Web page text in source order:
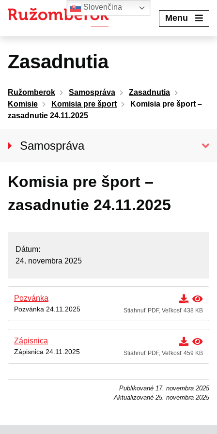
Menu
Zasadnutia
Ružomberok Samospráva
Zasadnutia
Komisie
Komisia pre šport
Komisia pre šport –
zasadnutie 24.11.2025
Samospráva
Hlavný kontrolór mesta
Mestská rada
Zasadnutia
Zmluvy
Zmluvy nájomné
Objednávky
Dodávateľské faktúry
Všeobecne záväzné nariadenia
Poskytovanie informácií – Zákon č. 211/2000 Z.z.
Komisia pre šport –
zasadnutie 24.11.2025
Dátum
24. novembra 2025
Pozvánka
Pozvánka 24.11.2025 Stiahnuť PDF, Veľkosť 438 KB
Zápisnica
Zápisnica 24.11.2025 Stiahnuť PDF, Veľkosť 459 KB
Publikované 17. novembra 2025
Aktualizované 25. novembra 2025
Slovenčina